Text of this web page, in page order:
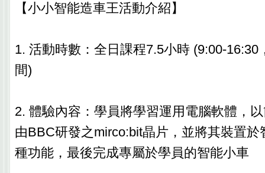
【小小智能造車王活動介紹】
1. 活動時數：全日課程7.5小時 (9:00-16:30
間)
2. 體驗內容：學員將學習運用電腦軟體，
由BBC研發之mirco:bit晶片，並將其裝置於
種功能，最後完成專屬於學員的智能小車